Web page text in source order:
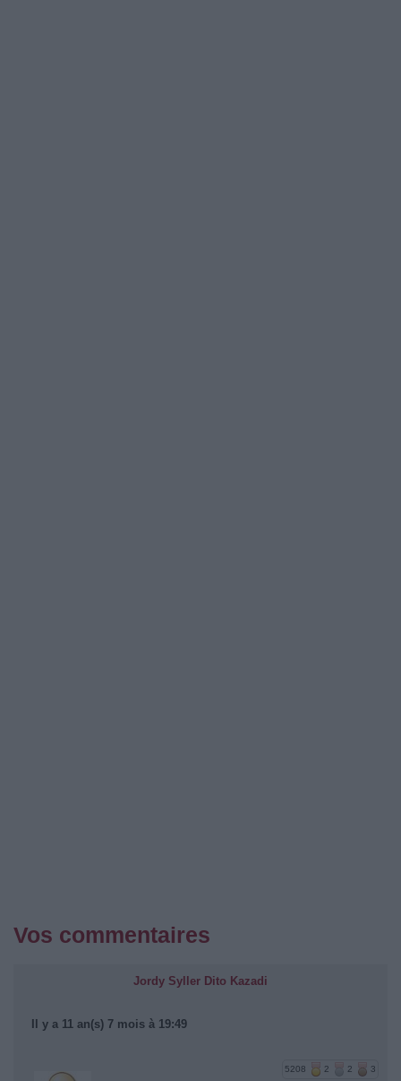
Vos commentaires
Jordy Syller Dito Kazadi
Il y a 11 an(s) 7 mois à 19:49
5208 2 2 3